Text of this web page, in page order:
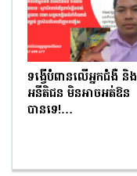
ទង្វើបំពានលើអ្នកជំងឺ និង
អនីតិជន មិនអាចអត់ឱន
បានទេ!…